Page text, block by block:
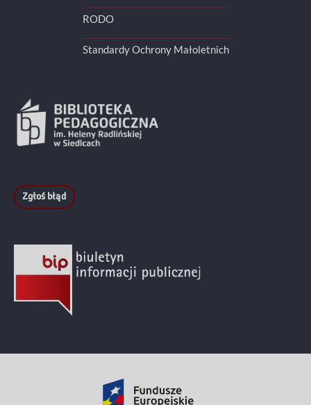
RODO
Standardy Ochrony Małoletnich
Zgłoś błąd